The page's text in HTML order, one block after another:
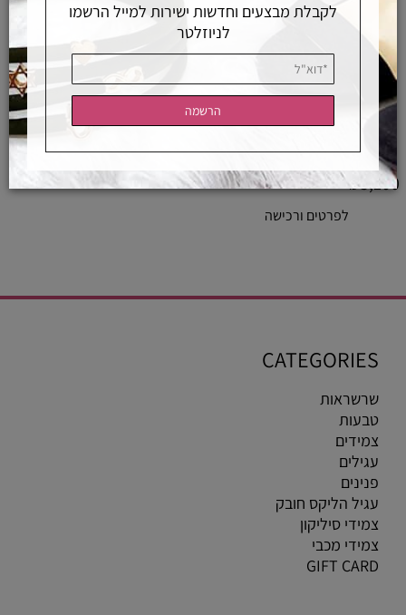
₪3,100
לפרטים ורכישה
CATEGORIES
שרשראות
טבעות
צמידים
עגילים
פנינים
עגיל הליקס חובק
צמידי סיליקון
צמידי מכבי
GIFT CARD
לקבלת מבצעים וחדשות ישירות למייל הרשמו
לניוזלטר